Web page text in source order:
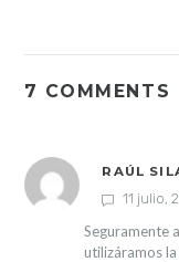
7 COMMENTS
RAÚL
11 julio,
Seguramente
utilizáramos